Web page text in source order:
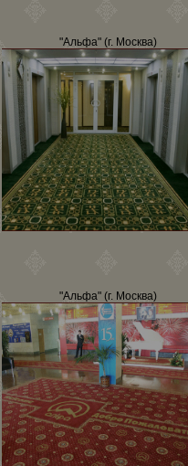
"Альфа" (г. Москва)
"Альфа" (г. Москва)